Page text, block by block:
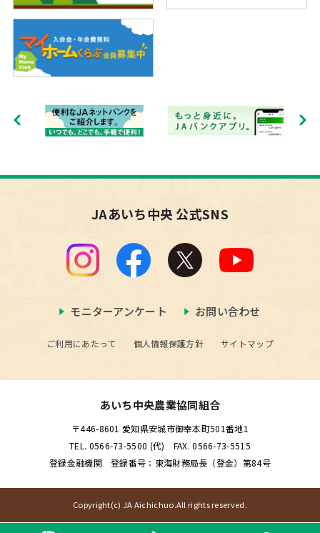
JAあいち中央 公式SNS
モニターアンケート お問い合わせ
ご利用にあたって 個人情報保護方針 サイトマップ
あいち中央農業協同組合
〒446-8601 愛知県安城市御幸本町501番地1
TEL. 0566-73-5500 (代) FAX. 0566-73-5515
登録金融機関 登録番号：東海財務局長（登金）第84号
Copyright(c) JA Aichichuo.All rights reserved.